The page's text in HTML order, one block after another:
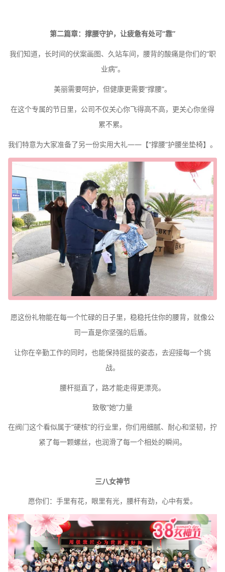
第二篇章：撑腰守护，让疲惫有处可“靠”
我们知道，长时间的伏案画图、久站车间，腰背的酸痛是你们的“职
业病”。
美丽需要呵护，但健康更需要“撑腰”。
在这个专属的节日里，公司不仅关心你飞得高不高，更关心你坐得
累不累。
我们特意为大家准备了另一份实用大礼——【“撑腰”护腰坐垫椅】。
愿这份礼物能在每一个忙碌的日子里，稳稳托住你的腰背，就像公
司一直是你坚强的后盾。
让你在辛勤工作的同时，也能保持挺拔的姿态，去迎接每一个挑
战。
腰杆挺直了，路才能走得更漂亮。
致敬“她”力量
在阀门这个看似属于“硬核”的行业里，你们用细腻、耐心和坚韧，拧
紧了每一颗螺丝，也润滑了每一个相处的瞬间。
三八女神节
愿你们：手里有花，眼里有光，腰杆有劲，心中有爱。